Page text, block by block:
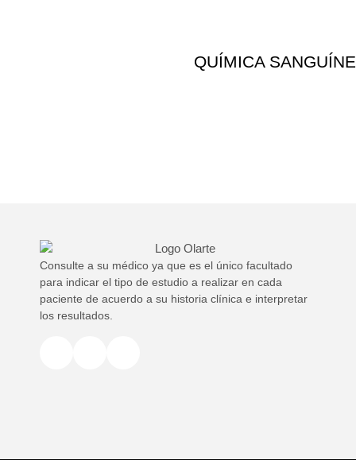
QUÍMICA
Consulte a su médico ya que es el único facultado
para indicar el tipo de estudio a realizar en cada
paciente de acuerdo a su historia clínica e interpretar
los resultados.